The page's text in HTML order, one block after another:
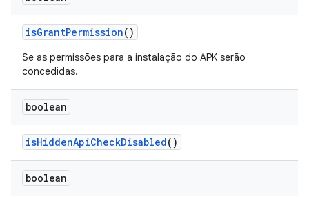
isGrantPermission()
Se as permissões para a instalação do APK serão
concedidas.
boolean
isHiddenApiCheckDisabled()
boolean